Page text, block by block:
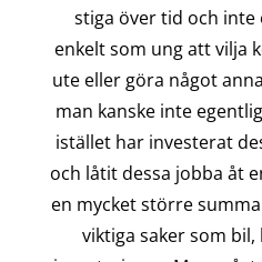
stiga över tid och
enkelt som ung att vilja
ute eller göra något
man kanske inte
istället har investerat
och låtit dessa jobba åt
en mycket större
viktiga saker som